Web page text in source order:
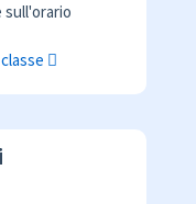
sull'orario